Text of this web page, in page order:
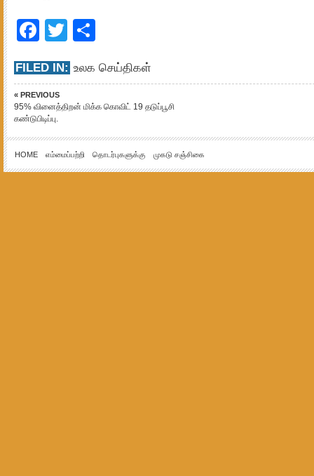
Facebook
Twitter
FILED IN: உலக செய்திகள்
« PREVIOUS
95% வினைத்திறன் மிக்க கொவிட் 19 தடுப்பூசி
கண்டுபிடிப்பு.
HOME எம்மைப்பற்றி தொடர்புகளுக்கு முகடு சஞ்சிகை